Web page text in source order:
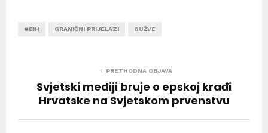
#BIH GRANIČNI PRIJELAZI GUŽVE
PRETHODNA OBJAVA
Svjetski mediji bruje o epskoj krađi
Hrvatske na Svjetskom prvenstvu